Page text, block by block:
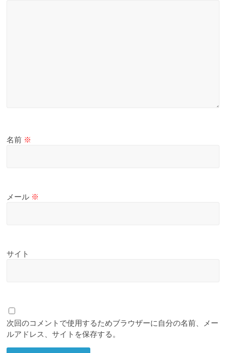
名前 ※
メール ※
サイト
次回のコメントで使用するためブラウザーに自分の名前、メー
ルアドレス、サイトを保存する。